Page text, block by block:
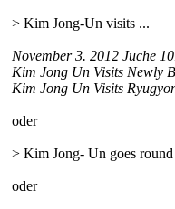
> Kim Jong-Un visits ...
November 3. 2012 Juche
Kim Jong Un Visits Newly
Kim Jong Un Visits
oder
> Kim Jong- Un goes round
oder